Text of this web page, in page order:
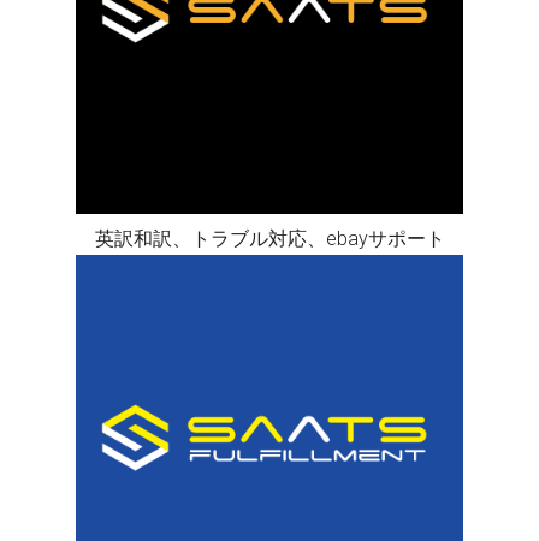
英訳和訳、トラブル対応、ebayサポート